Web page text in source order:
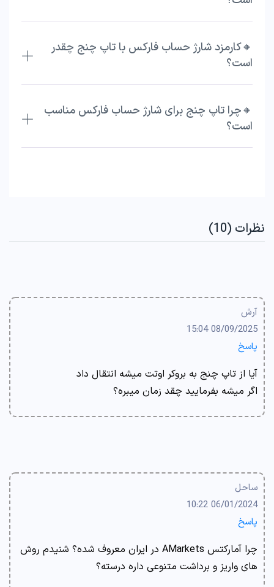
🔸کارمزد شارژ حساب فارکس با تاپ چنج چقدر
است؟
🔸چرا تاپ چنج برای شارژ حساب فارکس مناسب
است؟
نظرات (10)
آرش
08/09/2025 15:04
پاسخ
آیا از تاپ چنج به بروکر اوتت میشه انتقال داد
اگر میشه بفرمایید چقد زمان میبره؟
ساحل
06/01/2024 10:22
پاسخ
چرا آمارکتس AMarkets در ایران معروف شده؟ شنیدم روش
های واریز و برداشت متنوعی داره درسته؟